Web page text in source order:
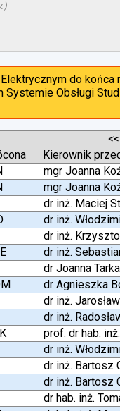
do końca
Obsługi
<<
Kierownik
mgr Joanna
mgr Joanna
dr inż. Maciej
dr inż.
dr inż.
dr inż.
dr Joanna Tarka
dr Agnieszka
dr inż.
dr inż.
prof. dr hab.
dr inż.
dr inż. Bartosz
dr inż. Bartosz
dr hab. inż.